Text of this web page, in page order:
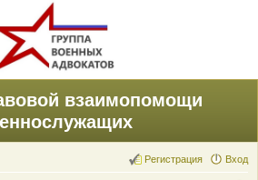
взаимопомощи
Вход
Регистрация